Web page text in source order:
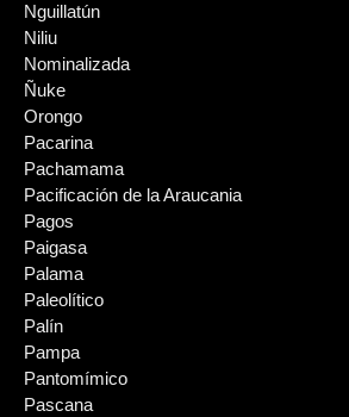
Nguillatún
Niliu
Nominalizada
Ñuke
Orongo
Pacarina
Pachamama
Pacificación de la Araucania
Pagos
Paigasa
Palama
Paleolítico
Palín
Pampa
Pantomímico
Pascana